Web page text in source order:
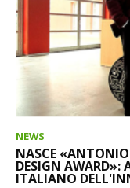
NEWS
NASCE
DESIGN AWARD»:
ITALIANO